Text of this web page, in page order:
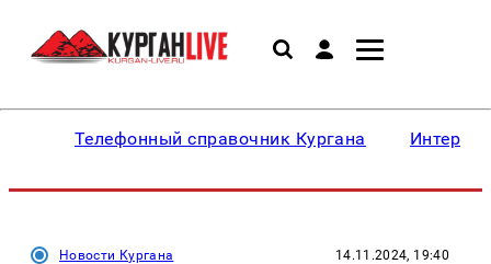
Телефонный справочник Кургана
Новости Кургана 14.11.2024, 19:40